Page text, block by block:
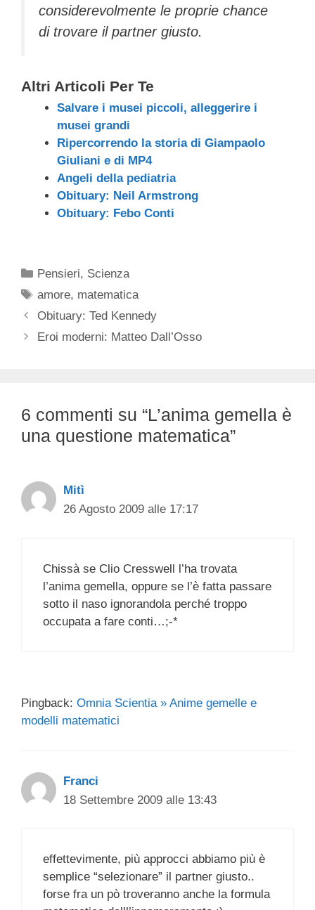
considerevolmente le proprie chance
di trovare il partner giusto.
Altri Articoli Per Te
Salvare i musei piccoli, alleggerire i
musei grandi
Ripercorrendo la storia di Giampaolo
Giuliani e di MP4
Angeli della pediatria
Obituary: Neil Armstrong
Obituary: Febo Conti
Categorie
Pensieri, Scienza
Tag
amore, matematica
Obituary: Ted Kennedy
Eroi moderni: Matteo Dall’Osso
6 commenti su “L’anima gemella è
una questione matematica”
Mitì
26 Agosto 2009 alle 17:17
Chissà se Clio Cresswell l’ha trovata
l’anima gemella, oppure se l’è fatta passare
sotto il naso ignorandola perché troppo
occupata a fare conti…;-*
Pingback: Omnia Scientia » Anime gemelle e
modelli matematici
Franci
18 Settembre 2009 alle 13:43
effettevimente, più approcci abbiamo più è
semplice “selezionare” il partner giusto..
forse fra un pò troveranno anche la formula